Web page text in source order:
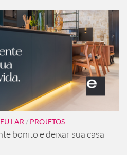
LAR / PROJETOS
bonito e deixar sua casa